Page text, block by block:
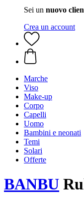
Sei un nuovo
Crea un account
Marche
Viso
Make-up
Corpo
Capelli
Uomo
Bambini e neonati
Temi
Solari
Offerte
BANBU